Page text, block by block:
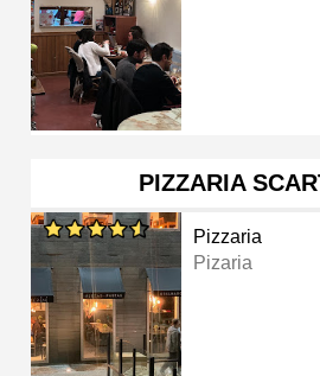
PIZZARIA
Pizzaria
Pizaria